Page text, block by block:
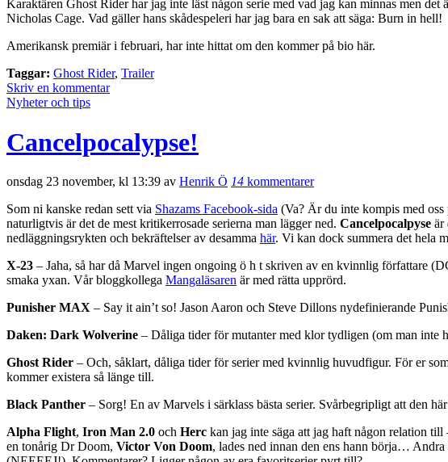
Karaktären Ghost Rider har jag inte läst någon serie med vad jag kan minnas men
Nicholas Cage. Vad gäller hans skådespeleri har jag bara en sak att säga: Burn in hell!
Amerikansk premiär i februari, har inte hittat om den kommer på bio här.
Taggar: Ghost Rider, Trailer
Skriv en kommentar
Nyheter och tips
Cancelpocalypse!
onsdag 23 november, kl 13:39 av Henrik Ö 14 kommentarer
Som ni kanske redan sett via Shazams Facebook-sida (Va? Är du inte kompis med
naturligtvis är det de mest kritikerrosade serierna man lägger ned. Cancelpocalpyse är
nedläggningsrykten och bekräftelser av desamma här. Vi kan dock summera det hela
X-23 – Jaha, så har då Marvel ingen ongoing ö h t skriven av en kvinnlig författare
smaka yxan. Vår bloggkollega Mangaläsaren är med rätta upprörd.
Punisher MAX – Say it ain’t so! Jason Aaron och Steve Dillons nydefinierande
Daken: Dark Wolverine – Dåliga tider för mutanter med klor tydligen (om man
Ghost Rider – Och, såklart, dåliga tider för serier med kvinnlig huvudfigur. För er
kommer existera så länge till.
Black Panther – Sorg! En av Marvels i särklass bästa serier. Svårbegripligt att den
Alpha Flight, Iron Man 2.0 och Herc kan jag inte säga att jag haft någon relation
en tonårig Dr Doom, Victor Von Doom, lades ned innan den ens hann börja…